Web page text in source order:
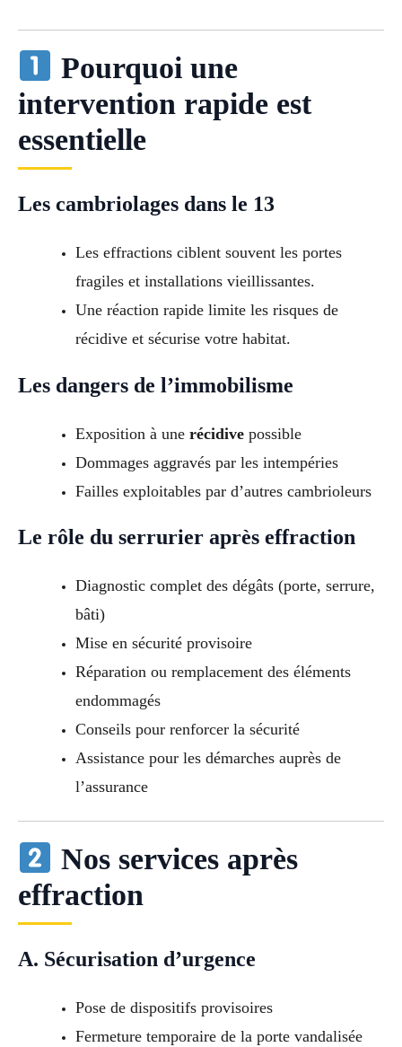
Pourquoi une
intervention rapide est
essentielle
Les cambriolages dans le 13
Les effractions ciblent souvent les portes
fragiles et installations vieillissantes.
Une réaction rapide limite les risques de
récidive et sécurise votre habitat.
Les dangers de l’immobilisme
Exposition à une récidivepossible
Dommages aggravés par les intempéries
Failles exploitables par d’autres cambrioleurs
Le rôle du serrurier après effraction
Diagnostic complet des dégâts (porte, serrure,
bâti)
Mise en sécurité provisoire
Réparation ou remplacement des éléments
endommagés
Conseils pour renforcer la sécurité
Assistance pour les démarches auprès de
l’assurance
Nos services après
effraction
A. Sécurisation d’urgence
Pose de dispositifs provisoires
Fermeture temporaire de la porte vandalisée